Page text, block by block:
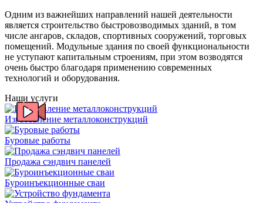
Одним из важнейших направлений нашей деятельности
является строительство быстровозводимых зданий, в том
числе ангаров, складов, спортивных сооружений, торговых
помещений. Модульные здания по своей функциональности
не уступают капитальным строениям, при этом возводятся
очень быстро благодаря применению современных
технологий и оборудования.
Наши услуги
Изготовление металлоконструкций
Буровые работы
Продажа сэндвич панелей
Буроинъекционные сваи